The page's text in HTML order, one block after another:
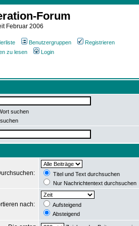
Forum
Februar 2006
Benutzergruppen
Registrieren
zu lesen Login
suchen
Titel und Text durchsuchen
Nur Nachrichtentext durchsuchen
nach:
Aufsteigend
Absteigend